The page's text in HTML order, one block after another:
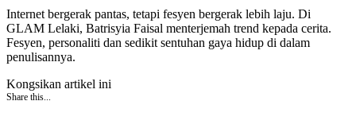
Internet bergerak pantas, tetapi fesyen bergerak lebih laju. Di
GLAM Lelaki, Batrisyia Faisal menterjemah trend kepada cerita.
Fesyen, personaliti dan sedikit sentuhan gaya hidup di dalam
penulisannya.
Kongsikan artikel ini
Share this...